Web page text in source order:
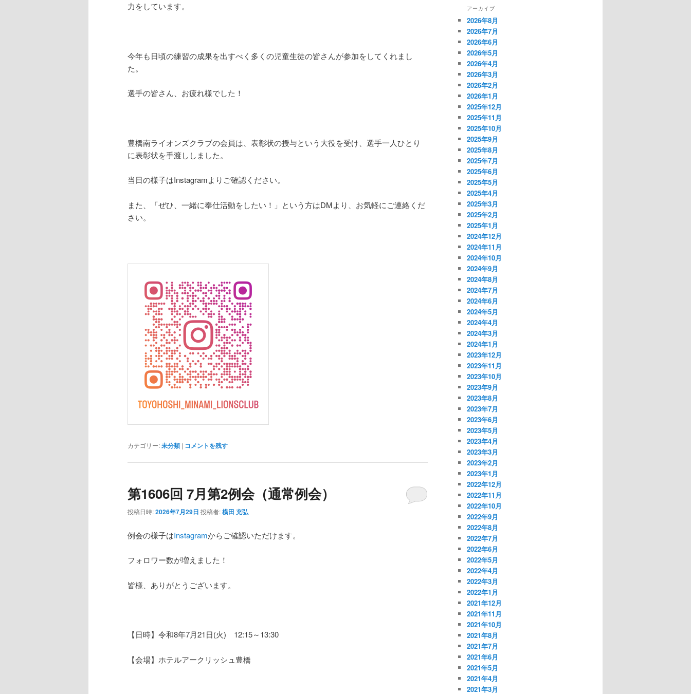
力をしています。
今年も日頃の練習の成果を出すべく多くの児童生徒の皆さんが参加をしてくれまし
た。
選手の皆さん、お疲れ様でした！
豊橋南ライオンズクラブの会員は、表彰状の授与という大役を受け、選手一人ひとり
に表彰状を手渡ししました。
当日の様子はInstagramよりご確認ください。
また、「ぜひ、一緒に奉仕活動をしたい！」という方はDMより、お気軽にご連絡くだ
さい。
カテゴリー:未分類 | コメントを残す
第1606回 7月第2例会（通常例会）
投稿日時:2026年7月29日 投稿者:横田 充弘
例会の様子はInstagramからご確認いただけます。
フォロワー数が増えました！
皆様、ありがとうございます。
【日時】令和8年7月21日(火) 12:15～13:30
【会場】ホテルアークリッシュ豊橋
アーカイブ
2026年8月
2026年7月
2026年6月
2026年5月
2026年4月
2026年3月
2026年2月
2026年1月
2025年12月
2025年11月
2025年10月
2025年9月
2025年8月
2025年7月
2025年6月
2025年5月
2025年4月
2025年3月
2025年2月
2025年1月
2024年12月
2024年11月
2024年10月
2024年9月
2024年8月
2024年7月
2024年6月
2024年5月
2024年4月
2024年3月
2024年1月
2023年12月
2023年11月
2023年10月
2023年9月
2023年8月
2023年7月
2023年6月
2023年5月
2023年4月
2023年3月
2023年2月
2023年1月
2022年12月
2022年11月
2022年10月
2022年9月
2022年8月
2022年7月
2022年6月
2022年5月
2022年4月
2022年3月
2022年1月
2021年12月
2021年11月
2021年10月
2021年8月
2021年7月
2021年6月
2021年5月
2021年4月
2021年3月